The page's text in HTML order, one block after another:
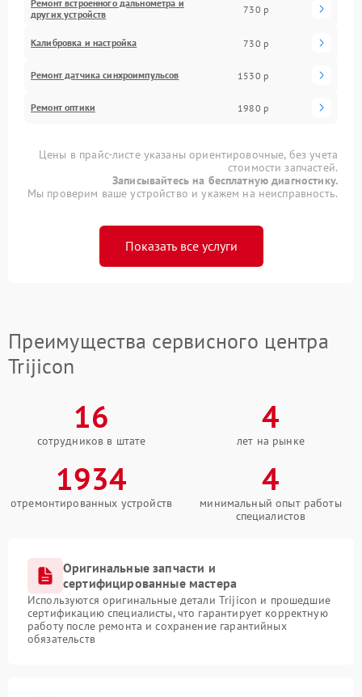
Ремонт встроенного дальнометра и
других устройств
730 р
Калибровка и настройка 730 р
Ремонт датчика синхроимпульсов 1530 р
Ремонт оптики 1980 р
Цены в прайс-листе указаны ориентировочные, без учета
стоимости запчастей.
Записывайтесь на бесплатную диагностику.
Мы проверим ваше устройство и укажем на неисправность.
Показать все услуги
Преимущества сервисного центра
Trijicon
16
сотрудников в штате
4
лет на рынке
1934
отремонтированных устройств
4
минимальный опыт работы
специалистов
Оригинальные запчасти и
сертифицированные мастера
Используются оригинальные детали Trijicon и прошедшие
сертификацию специалисты, что гарантирует корректную
работу после ремонта и сохранение гарантийных
обязательств